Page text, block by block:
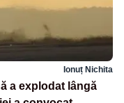
Ionuț Nichita
a explodat lângă